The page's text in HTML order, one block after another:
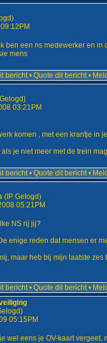
ben een ns medewerker en
mens
bericht • Quote dit bericht •
03:21PM
komen , met een krantje in
je niet meer met de trein
bericht • Quote dit bericht •
(IP Gelogd)
05:21PM
NS rij jij?
enige reden dat mensen er
maar heb bij mijn laatste
bericht • Quote dit bericht •
05:15PM
wel eens je OV-kaart